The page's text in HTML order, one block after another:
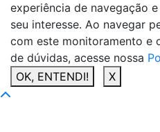
experiência de navegação
seu interesse. Ao navegar
com este monitoramento e
de dúvidas, acesse nossa
OK, ENTENDI!
X